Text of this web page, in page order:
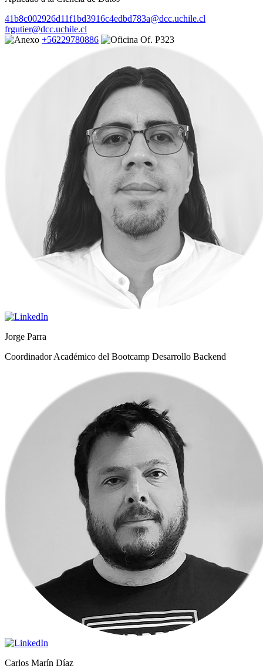
41b8c002926d11f1bd3916c4edbd783a@dcc.uchile.cl
frgutier@dcc.uchile.cl
+56229780886
Of. P323
Jorge Parra
Coordinador Académico del Bootcamp Desarrollo Backend
Carlos Marín Díaz